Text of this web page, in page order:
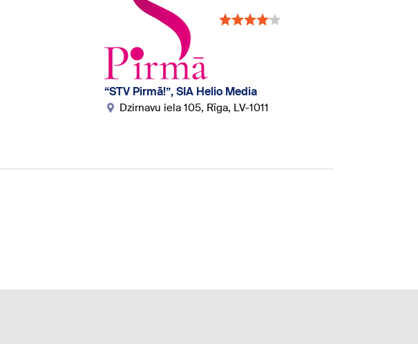
“STV Pirmā!”, SIA Helio Media
Dzirnavu iela 105, Rīga, LV-1011